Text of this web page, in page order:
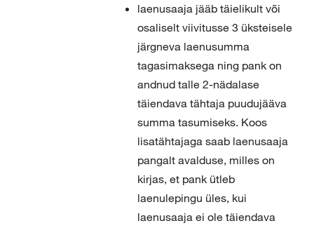
laenusaaja jääb täielikult või
osaliselt viivitusse 3 üksteisele
järgneva laenusumma
tagasimaksega ning pank on
andnud talle 2-nädalase
täiendava tähtaja puudujääva
summa tasumiseks. Koos
lisatähtajaga saab laenusaaja
pangalt avalduse, milles on
kirjas, et pank ütleb
laenulepingu üles, kui
laenusaaja ei ole täiendava